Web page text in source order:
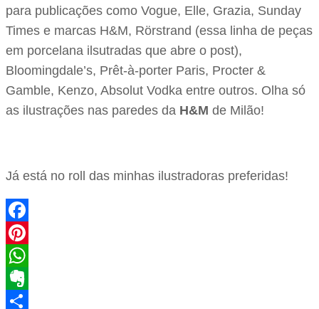
para publicações como Vogue, Elle, Grazia, Sunday
Times e marcas H&M, Rörstrand (essa linha de peças
em porcelana ilsutradas que abre o post),
Bloomingdale’s, Prêt-à-porter Paris, Procter &
Gamble, Kenzo, Absolut Vodka entre outros. Olha só
as ilustrações nas paredes da H&M de Milão!
Já está no roll das minhas ilustradoras preferidas!
Facebook
Pinterest
WhatsApp
Evernote